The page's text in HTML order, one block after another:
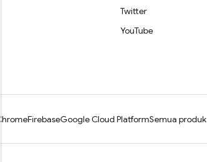
Twitter
YouTube
ChromeFirebaseGoogle Cloud PlatformSemua produk